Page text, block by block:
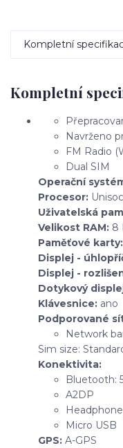
Kompletní
Kompletní
Navrženo
FM Radio
Dual SIM
Operační
Procesor:
Uživatelská
Velikost RAM: 8
Paměťové karty:
Displej -
Displej -
Dotykový
Klávesnice: ano
Podporované
Network
Sim size:
Konektivita:
Bluetooth:
A2DP
Micro USB
GPS: A-GPS